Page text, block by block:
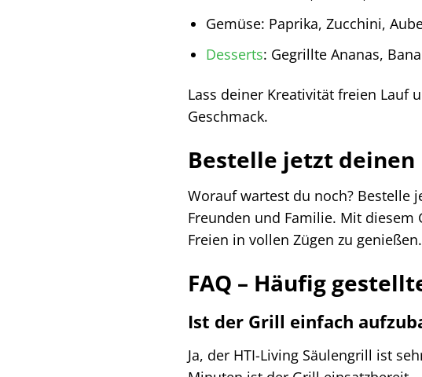
Gemüse: Paprika, Zucchini,
Desserts: Gegrillte Ananas,
Lass deiner Kreativität freien Lauf
Geschmack.
Bestelle jetzt
Worauf wartest du noch? Bestelle
Freunden und Familie. Mit
Freien in vollen Zügen zu
FAQ – Häufig
Ist der Grill einfach
Ja, der HTI-Living Säulengrill ist